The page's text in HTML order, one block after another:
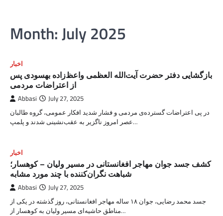
Month:July 2025
اخبار
بازگشایی دفتر حضرت آیت‌الله العظمی واعظ‌زاده بهسودی پس
از اعتراضات مردمی
Abbasi July 27, 2025
در پی اعتراضات گسترده‌ی مردمی و فشار شدید افکار عمومی، گروه طالبان
عصر امروز ناگزیر به عقب‌نشینی شدند و پلمپ…
اخبار
کشف جسد جوان مهاجر افغانستانی در مسیر ولیان – کوهسار؛
شباهت نگران‌کننده با چند مورد مشابه
Abbasi July 27, 2025
جسد محمد رضایی، جوان ۱۸ ساله مهاجر افغانستانی، روز گذشته در یکی از
مناطق حاشیه‌ای مسیر ولیان به کوهسار از…